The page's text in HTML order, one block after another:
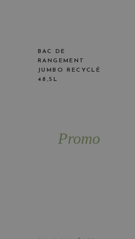
BAC DE
RANGEMENT
JUMBO RECYCLÉ
48,5L
Promo